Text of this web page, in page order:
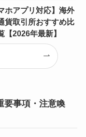
ホアプリ対応】海外
貨取引所おすすめ比
【2026年最新】
要事項・注意喚